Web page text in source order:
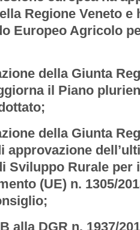
Regione Veneto
Europeo Agricolo
della Giunta
il Piano
della Giunta
approvazione
Sviluppo Rurale per
(UE) n. 1305/
alla DGR n. 1937/